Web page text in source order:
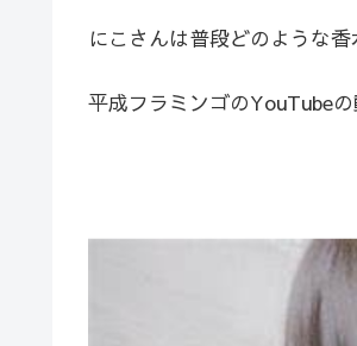
にこさんは普段どのような
平成フラミンゴのYouTube